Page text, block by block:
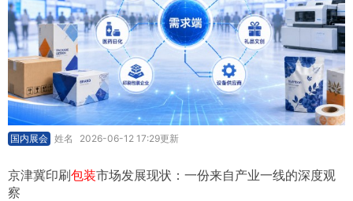
国内展会 姓名 2026-06-12 17:29更新
京津冀印刷包装市场发展现状：一份来自产业一线的深度观
察